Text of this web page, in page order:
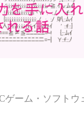
ーム・ソフトウ